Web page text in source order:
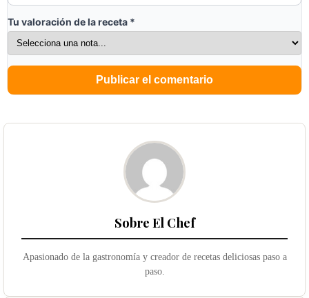
Tu valoración de la receta *
Sobre El Chef
Apasionado de la gastronomía y creador de recetas deliciosas paso a
paso.